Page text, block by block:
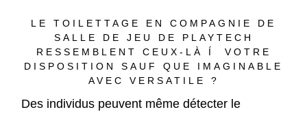
LE TOILETTAGE EN COMPAGNIE DE
SALLE DE JEU DE PLAYTECH
RESSEMBLENT CEUX-LÀ Í VOTRE
DISPOSITION SAUF QUE IMAGINABLE
AVEC VERSATILE ?
Des individus peuvent même détecter le